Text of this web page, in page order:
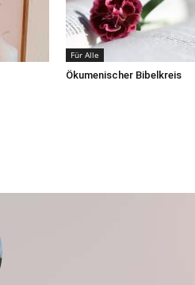
Für Alle
Ökumenischer Bibelkreis